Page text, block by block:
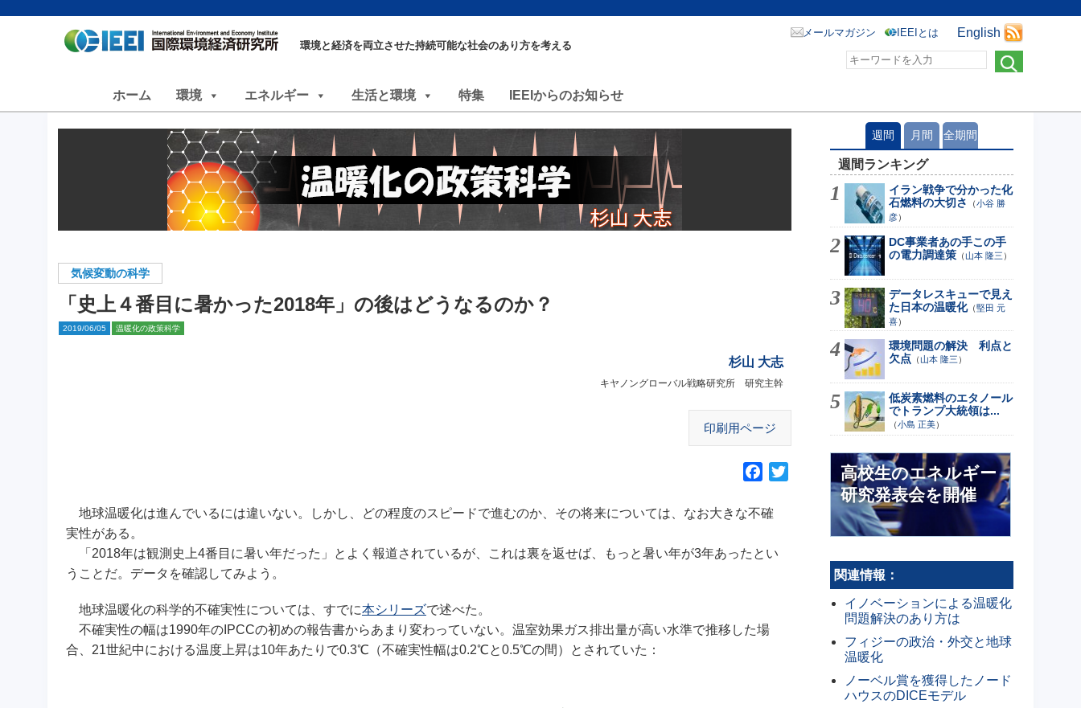
環境と経済を両立させた持続可能な社会のあり方を考える
English
メールマガジン IEEIとは
ホーム 環境 エネルギー 生活と環境 特集 IEEIからのお知らせ
気候変動の科学
「史上４番目に暑かった2018年」の後はどうなるのか？
2019/06/05 温暖化の政策科学
杉山 大志
キヤノングローバル戦略研究所 研究主幹
印刷用ページ
c
b
地球温暖化は進んでいるには違いない。
しかし、どの程度のスピードで進むのか、その将来については、なお大きな不確
実性がある。
「2018年は観測史上4番目に暑い年だった」とよく報道されているが、これは裏を返せば、もっと暑い年が3年あったとい
うことだ。データを確認してみよう。
地球温暖化の科学的不確実性については、すでに本シリーズで述べた。
不確実性の幅は1990年のIPCCの初めの報告書からあまり変わっていない。温室効果ガス排出量が高い水準で推移した場
合、21世紀中における温度上昇は10年あたりで0.3℃（不確実性幅は0.2℃と0.5℃の間）とされていた：
週間 月間 全期間
週間ランキング
イラン戦争で分かった化
石燃料の大切さ
（小谷 勝
彦）
DC事業者あの手この手
の電力調達策 （山本 隆三 ）
データレスキューで見え
た日本の温暖化（堅田 元
喜）
環境問題の解決 利点と
欠点 （山本 隆三 ）
低炭素燃料のエタノール
でトランプ大統領は...
（小島 正美）
高校生のエネルギー
研究発表会を開催
関連情報：
イノベーションによる温暖化
問題解決のあり方は
フィジーの政治・外交と地球
温暖化
ノーベル賞を獲得したノード
ハウスのDICEモデル